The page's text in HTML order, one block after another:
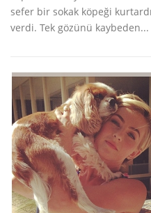
sefer bir sokak köpeği
verdi. Tek gözünü kaybeden...